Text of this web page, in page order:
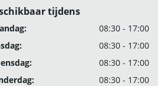
tijdens
08:30 - 17:00
08:30 - 17:00
08:30 - 17:00
08:30 - 17:00